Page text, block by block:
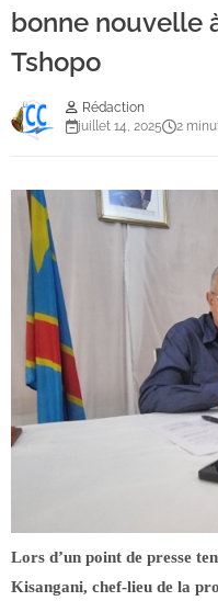
bonne nouvelle
Tshopo
Rédaction
juillet 14, 2025
2
Lors d’un point de presse
Kisangani, chef-lieu de la